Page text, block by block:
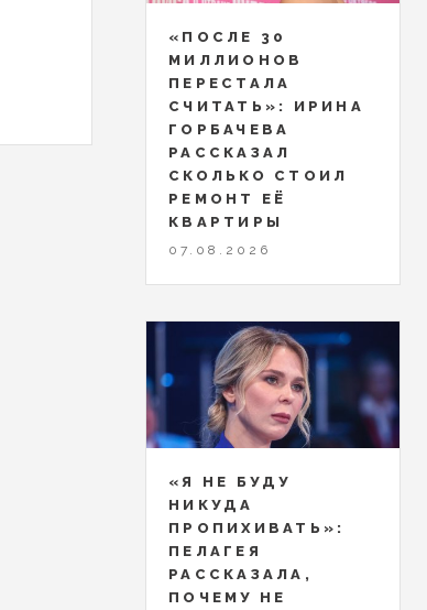
«ПОСЛЕ 30
МИЛЛИОНОВ
ПЕРЕСТАЛА
СЧИТАТЬ»: ИРИНА
ГОРБАЧЕВА
РАССКАЗАЛ
СКОЛЬКО СТОИЛ
РЕМОНТ ЕЁ
КВАРТИРЫ
07.08.2026
«Я НЕ БУДУ
НИКУДА
ПРОПИХИВАТЬ»:
ПЕЛАГЕЯ
РАССКАЗАЛА,
ПОЧЕМУ НЕ